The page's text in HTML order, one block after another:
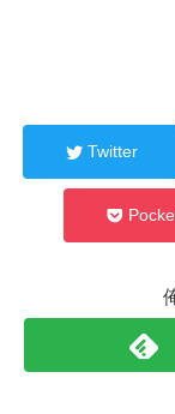
Twitter